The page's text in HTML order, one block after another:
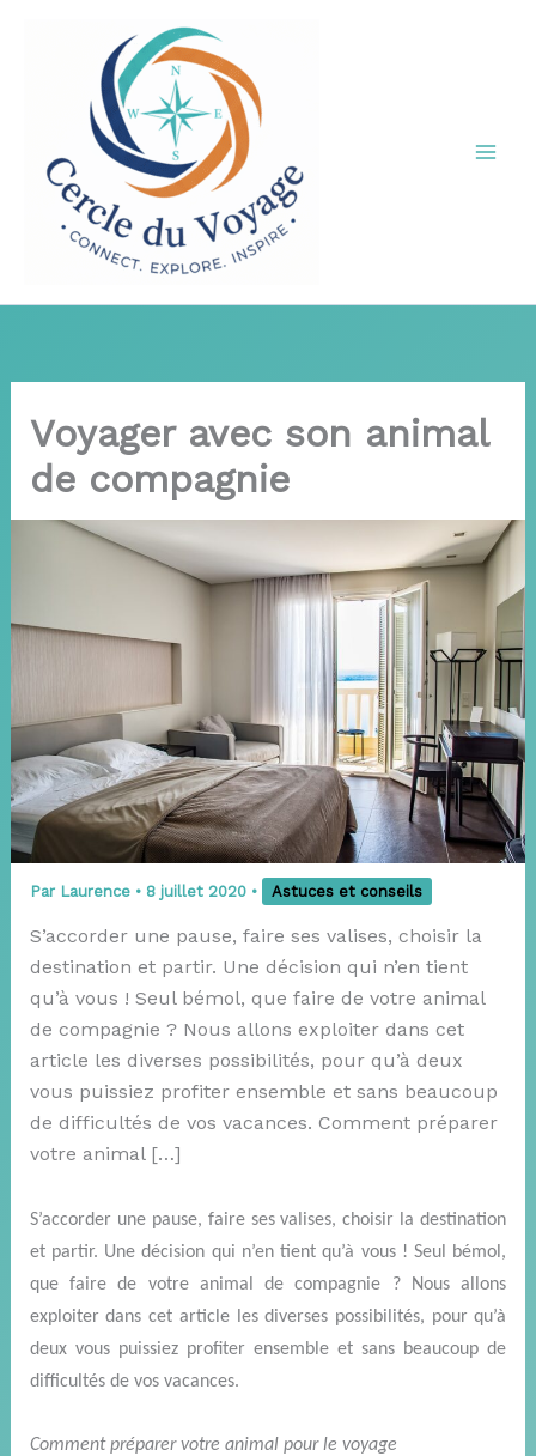
Voyager avec son animal
de compagnie
Par Laurence • 8 juillet 2020 • Astuces et conseils
S’accorder une pause, faire ses valises, choisir la
destination et partir. Une décision qui n’en tient
qu’à vous ! Seul bémol, que faire de votre animal
de compagnie ? Nous allons exploiter dans cet
article les diverses possibilités, pour qu’à deux
vous puissiez profiter ensemble et sans beaucoup
de difficultés de vos vacances. Comment préparer
votre animal […]
S’accorder une pause, faire ses valises, choisir la destination
et partir. Une décision qui n’en tient qu’à vous ! Seul bémol,
que faire de votre animal de compagnie ? Nous allons
exploiter dans cet article les diverses possibilités, pour qu’à
deux vous puissiez profiter ensemble et sans beaucoup de
difficultés de vos vacances.
Comment préparer votre animal pour le voyage